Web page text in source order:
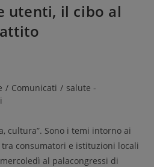
utenti, il cibo al
/ Comunicati / salute -
cultura”. Sono i temi intorno ai
consumatori e istituzioni locali
al palacongressi di